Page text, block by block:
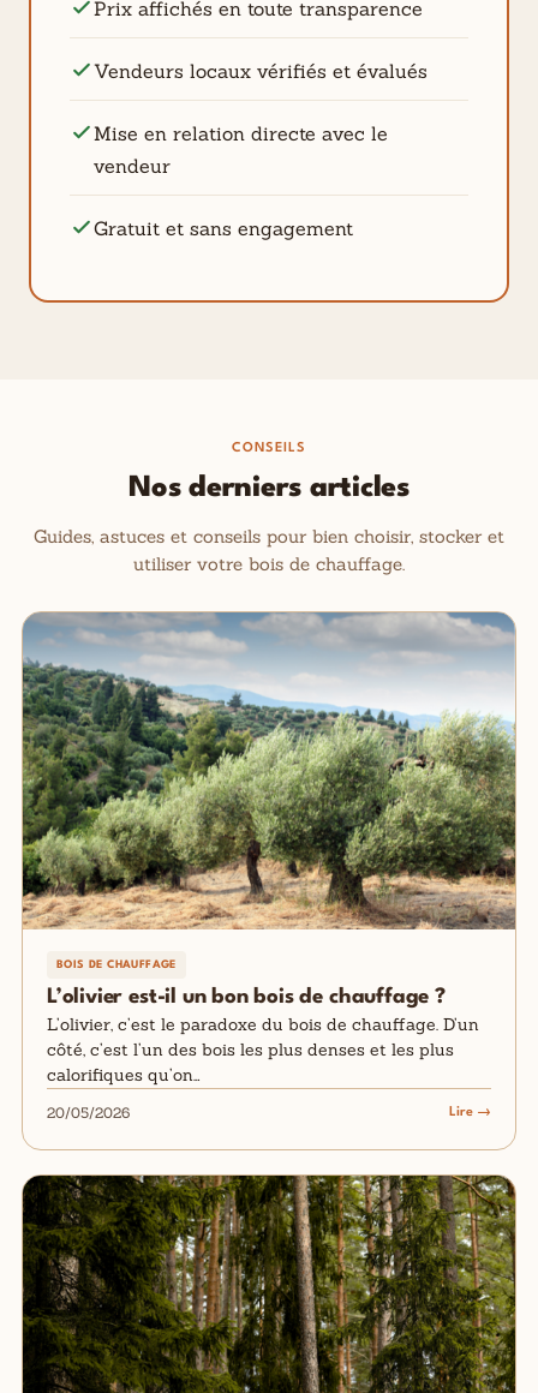
Prix affichés en toute transparence
Vendeurs locaux vérifiés et évalués
Mise en relation directe avec le
vendeur
Gratuit et sans engagement
CONSEILS
Nos derniers articles
Guides, astuces et conseils pour bien choisir, stocker et
utiliser votre bois de chauffage.
BOIS DE CHAUFFAGE
L’olivier est-il un bon bois de chauffage ?
L’olivier, c’est le paradoxe du bois de chauffage. D’un
côté, c’est l’un des bois les plus denses et les plus
calorifiques qu’on…
20/05/2026 Lire →